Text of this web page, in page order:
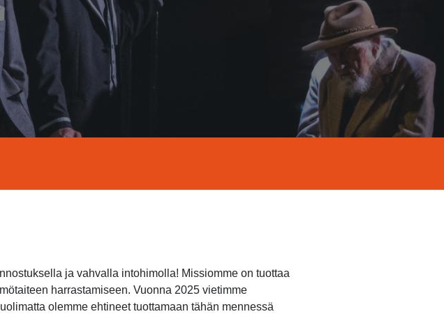
ja vahvalla intohimolla! Missiomme on tuottaa
harrastamiseen. Vuonna 2025 vietimme
olemme ehtineet tuottamaan tähän mennessä